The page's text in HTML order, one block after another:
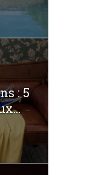
: 5